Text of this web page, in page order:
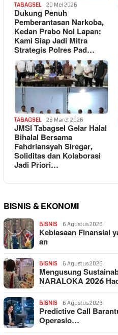
TABAGSEL 20 Mei 2026
Dukung Penuh
Pemberantasan Narkoba,
Kedan Prabo Nol Lapan:
Kami Siap Jadi Mitra
Strategis Polres Pad…
TABAGSEL 26 Maret 2026
JMSI Tabagsel Gelar Halal
Bihalal Bersama
Fahdriansyah Siregar,
Soliditas dan Kolaborasi
Jadi Priori…
BISNIS & EKONOMI
BISNIS 6 Agustus 2026
Kebiasaan Finansial
an
BISNIS 6 Agustus 2026
Mengusung
NARALOKA 2026
BISNIS 6 Agustus 2026
Predictive Call
Operasio…